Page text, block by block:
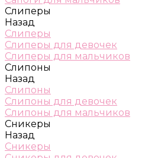
Слиперы
Назад
Слиперы
Слиперы для девочек
Слиперы для мальчиков
Слипоны
Назад
Слипоны
Слипоны для девочек
Слипоны для мальчиков
Сникеры
Назад
Сникеры